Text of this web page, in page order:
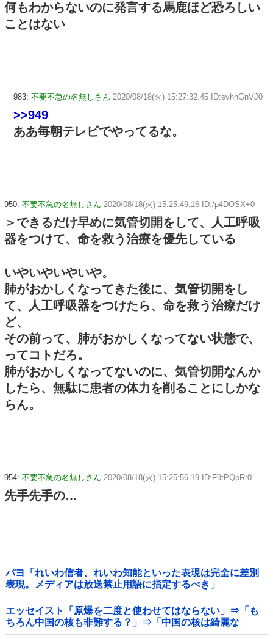
何もわからないのに発言する馬鹿ほど恐ろしい
ことはない
983: 不要不急の名無しさん 2020/08/18(火) 15:27:32.45 ID:svhhGnVJ0
>>949
ああ毎朝テレビでやってるな。
950: 不要不急の名無しさん 2020/08/18(火) 15:25:49.16 ID:/p4DOSX+0
＞できるだけ早めに気管切開をして、人工呼吸
器をつけて、命を救う治療を優先している
いやいやいやいや。
肺がおかしくなってきた後に、気管切開をし
て、人工呼吸器をつけたら、命を救う治療だけ
ど、
その前って、肺がおかしくなってない状態で、
ってコトだろ。
肺がおかしくなってないのに、気管切開なんか
したら、無駄に患者の体力を削ることにしかな
らん。
954: 不要不急の名無しさん 2020/08/18(火) 15:25:56.19 ID:F9tPQpRr0
先手先手の…
パヨ「れいわ信者、れいわ知能といった表現は完全に差別
表現。メディアは放送禁止用語に指定するべき」
エッセイスト「原爆を二度と使わせてはならない」⇒「も
ちろん中国の核も非難する？」⇒「中国の核は綺麗な
核！」